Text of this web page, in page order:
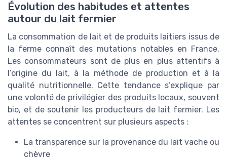
Évolution des habitudes et attentes
autour du lait fermier
La consommation de lait et de produits laitiers issus de
la ferme connaît des mutations notables en France.
Les consommateurs sont de plus en plus attentifs à
l’origine du lait, à la méthode de production et à la
qualité nutritionnelle. Cette tendance s’explique par
une volonté de privilégier des produits locaux, souvent
bio, et de soutenir les producteurs de lait fermier. Les
attentes se concentrent sur plusieurs aspects :
La transparence sur la provenance du lait vache ou
chèvre